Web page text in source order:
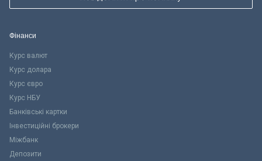
Фінанси
Курс валют
Курс долара
Курс євро
Курс НБУ
Банківські картки
Інвестиційні брокери
Міжбанк
Депозити